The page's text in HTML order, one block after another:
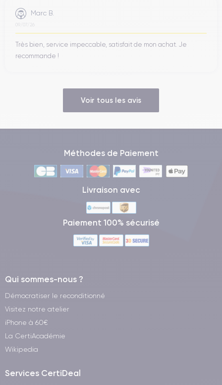
Marc B.
09/07/26
Très bien, service impeccable, satisfait de mon achat. Je
recommande !
Voir tous les avis
Méthodes de Paiement
Livraison avec
Paiement 100% sécurisé
Qui sommes-nous ?
Démocratiser le reconditionné
Visitez notre atelier
iPhone à 60€
La CertiAcadémie
Wikipedia
Services CertiDeal